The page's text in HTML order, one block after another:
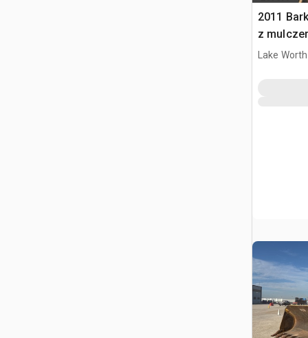
2011
z
Lake